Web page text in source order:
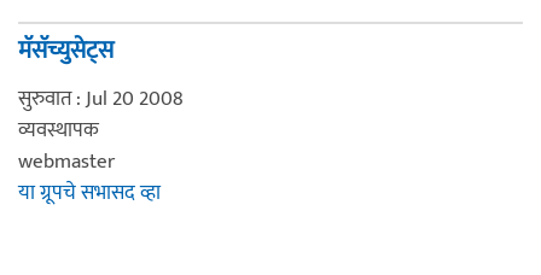
मॅसॅच्युसेट्स
सुरुवात : Jul 20 2008
व्यवस्थापक
webmaster
या ग्रूपचे सभासद व्हा